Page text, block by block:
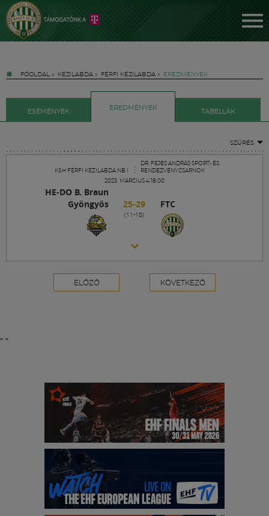
FŐOLDAL » KÉZILABDA » FÉRFI KÉZILABDA » EREDMÉNYEK
ESEMÉNYEK
EREDMÉNYEK
TABELLÁK
SZŰRÉS
K&H FÉRFI KÉZILABDA NB I
DR. FEJES ANDRÁS SPORT- ÉS
RENDEZVÉNYCSARNOK
2023. MÁRCIUS 4.18:00
HE-DO B. Braun
Gyöngyös
25-29 FTC
(11-10)
ELŐZŐ KÖVETKEZŐ
" "
FM YouTube +
Labdarúgás
Szolgáltatások
Közösség